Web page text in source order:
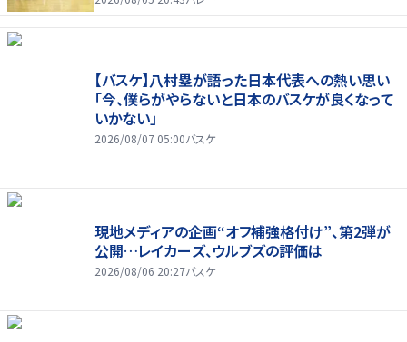
【バスケ】八村塁が語った日本代表への熱い思い
「今、僕らがやらないと日本のバスケが良くなって
いかない」
2026/08/07 05:00バスケ
現地メディアの企画“オフ補強格付け”、第2弾が
公開…レイカーズ、ウルブズの評価は
2026/08/06 20:27バスケ